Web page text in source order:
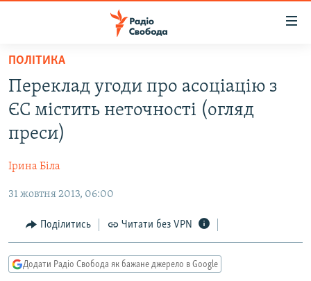
Перейти
основного
матеріалу
до
основної
навігації
Перейти
пошуку
ВСЕ ЗА ДОБУ
СУСПІЛЬСТВО
КУЛЬТУРА
УКРАЇНА
РОСІЙСЬКА «ФІЛЬТРАЦІЯ»
ДОНБАС.РЕАЛІЇ
КРИМ.РЕАЛІЇ
СХЕМИ
ПОЛІТИКА
Переклад угоди про асоціацію з
ЄС містить неточності (огляд
преси)
Ірина Біла
31 жовтня 2013, 06:00
Поділитись Читати без VPN
Додати Радіо Свобода як бажане джерело в Google